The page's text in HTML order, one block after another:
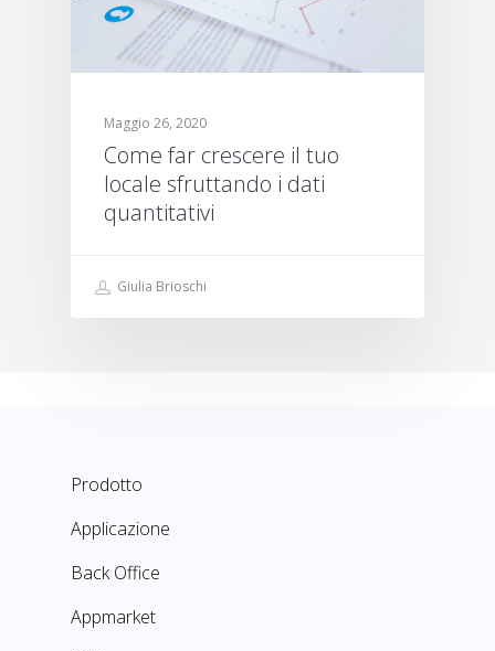
Maggio 26, 2020
Come far crescere il tuo
locale sfruttando i dati
quantitativi
Giulia Brioschi
Prodotto
Applicazione
Back Office
Appmarket